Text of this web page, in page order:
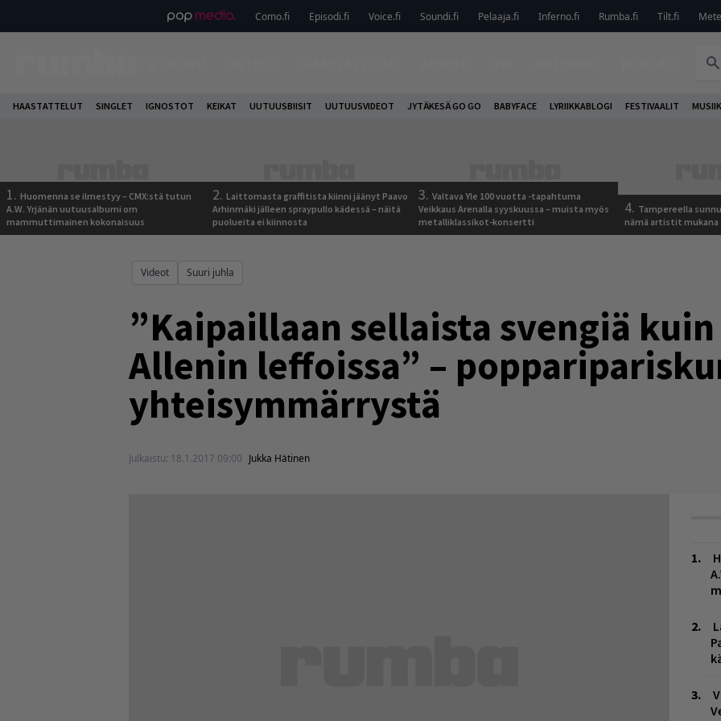
Como.fi Episodi.fi Voice.fi Soundi.fi Pelaaja.fi Inferno.fi Rumba.fi Tilt.fi
HAASTATTELUT SINGLET IGNOSTOT KEIKAT UUTUUSBIISIT UUTUUSVIDEOT JYTÄKESÄ GO GO BABYFACE LYRIIKKABLOGI FESTIVAALIT
1. Huomenna se ilmestyy – CMX:stä tutun
A.W. Yrjänän uutuusalbumi om
mammuttimainen kokonaisuus
2. Laittomasta graffitista kiinni jäänyt Paavo
Arhinmäki jälleen spraypullo kädessä – näitä
puolueita ei kiinnosta
3. Valtava Yle 100 vuotta -tapahtuma
Veikkaus Arenalla syyskuussa – muista myös
metalliklassikot-konsertti
4. Tampereella
nämä artistit mukana
Videot Suuri juhla
”Kaipaillaan sellaista svengiä
Allenin leffoissa” –
yhteisymmärrystä
Julkaistu: 18.1.2017 09:00 Jukka Hätinen